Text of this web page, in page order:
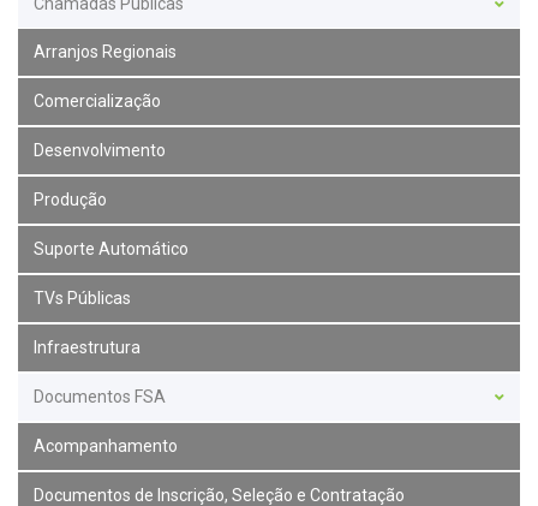
Arranjos Regionais
Comercialização
Desenvolvimento
Produção
Suporte Automático
TVs Públicas
Infraestrutura
Documentos FSA
Acompanhamento
Documentos de Inscrição, Seleção e Contratação